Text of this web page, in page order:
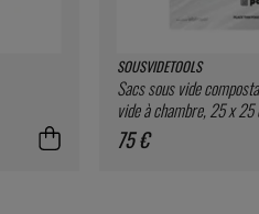
SOUSVIDETOOLS
Sacs sous vide
vide à chambre, 25 x
SousVideTools
75 €